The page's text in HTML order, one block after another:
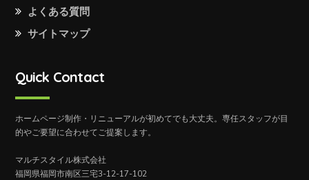
よくある質問
サイトマップ
Quick Contact
ホームページ制作・リニューアルが初めてでも大丈夫。専任スタッフが目
的やご要望に合わせてご提案します。
マルチスタイル株式会社
福岡県福岡市南区三宅3-12-17-102